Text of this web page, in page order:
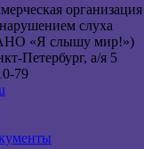
организация
слуха
«Я слышу мир!»)
Петербург, а/я 5
79